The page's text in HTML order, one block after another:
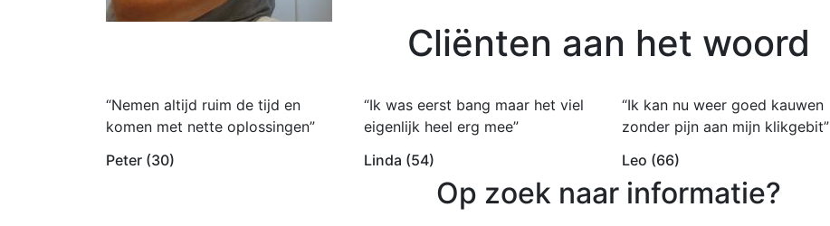
Cliënten aan het woord
“Nemen altijd ruim de tijd en
komen met nette oplossingen”
Peter (30)
“Ik was eerst bang maar het viel
eigenlijk heel erg mee”
Linda (54)
“Ik kan nu weer goed kauwen
zonder pijn aan mijn klikgebit”
Leo (66)
Op zoek naar informatie?